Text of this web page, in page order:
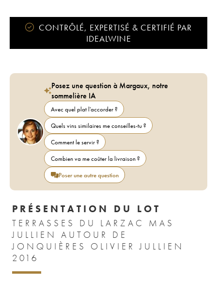
CONTRÔLÉ, EXPERTISÉ & CERTIFIÉ PAR
IDEALWINE
Posez une question à Margaux, notre
sommelière IA
Avec quel plat l'accorder ?
Quels vins similaires me conseilles-tu ?
Comment le servir ?
Combien va me coûter la livraison ?
Poser une autre question
PRÉSENTATION DU LOT
TERRASSES DU LARZAC MAS
JULLIEN AUTOUR DE
JONQUIÈRES OLIVIER JULLIEN
2016